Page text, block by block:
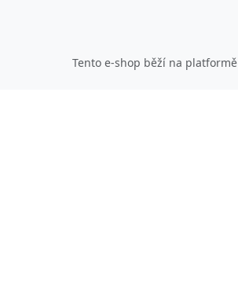
Tento e-shop běží na platformě